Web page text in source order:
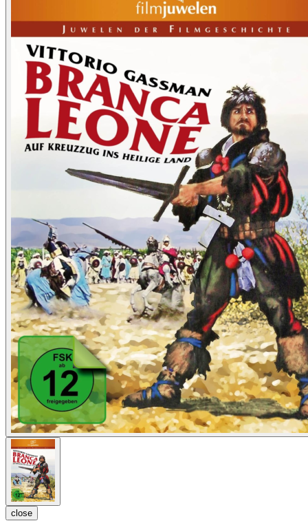
close